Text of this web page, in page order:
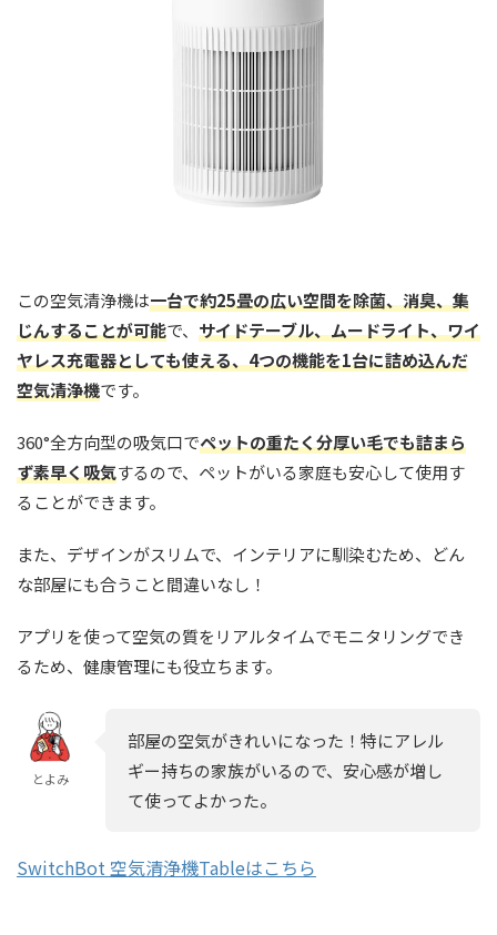
この空気清浄機は一台で約25畳の広い空間を除菌、消臭、集
じんすることが可能で、 サイドテーブル、ムードライト、ワイ
ヤレス充電器としても使える、4つの機能を1台に詰め込んだ
空気清浄機です。
360°全方向型の吸気口でペットの重たく分厚い毛でも詰まら
ず素早く吸気するので、ペットがいる家庭も安心して使用す
ることができます。
また、デザインがスリムで、インテリアに馴染むため、どん
な部屋にも合うこと間違いなし！
アプリを使って空気の質をリアルタイムでモニタリングでき
るため、健康管理にも役立ちます。
とよみ
部屋の空気がきれいになった！特にアレル
ギー持ちの家族がいるので、安心感が増し
て使ってよかった。
SwitchBot 空気清浄機Tableはこちら